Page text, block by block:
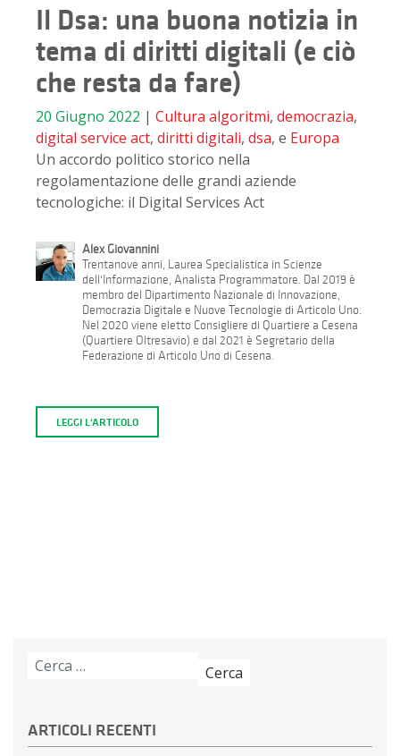
Il Dsa: una buona notizia in
tema di diritti digitali (e ciò
che resta da fare)
20 Giugno 2022 | Cultura algoritmi, democrazia,
digital service act, diritti digitali, dsa, e Europa
Un accordo politico storico nella
regolamentazione delle grandi aziende
tecnologiche: il Digital Services Act
Alex Giovannini
Trentanove anni, Laurea Specialistica in Scienze
dell'Informazione, Analista Programmatore. Dal 2019 è
membro del Dipartimento Nazionale di Innovazione,
Democrazia Digitale e Nuove Tecnologie di Articolo Uno.
Nel 2020 viene eletto Consigliere di Quartiere a Cesena
(Quartiere Oltresavio) e dal 2021 è Segretario della
Federazione di Articolo Uno di Cesena.
LEGGI L'ARTICOLO
Ricerca
ARTICOLI RECENTI